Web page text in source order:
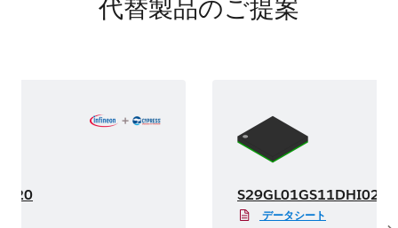
代替製品のご提案
S29GL01GS11DHI020
データシート